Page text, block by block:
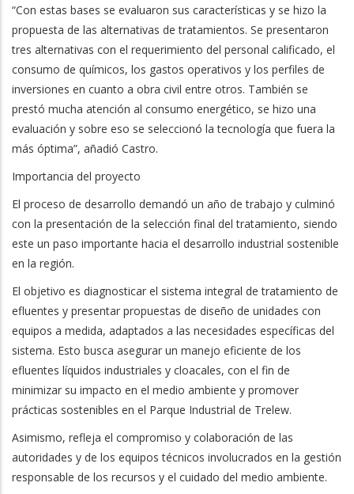
“Con estas bases se evaluaron sus características y se hizo la
propuesta de las alternativas de tratamientos. Se presentaron
tres alternativas con el requerimiento del personal calificado, el
consumo de químicos, los gastos operativos y los perfiles de
inversiones en cuanto a obra civil entre otros. También se
prestó mucha atención al consumo energético, se hizo una
evaluación y sobre eso se seleccionó la tecnología que fuera la
más óptima”, añadió Castro.
Importancia del proyecto
El proceso de desarrollo demandó un año de trabajo y culminó
con la presentación de la selección final del tratamiento, siendo
este un paso importante hacia el desarrollo industrial sostenible
en la región.
El objetivo es diagnosticar el sistema integral de tratamiento de
efluentes y presentar propuestas de diseño de unidades con
equipos a medida, adaptados a las necesidades específicas del
sistema. Esto busca asegurar un manejo eficiente de los
efluentes líquidos industriales y cloacales, con el fin de
minimizar su impacto en el medio ambiente y promover
prácticas sostenibles en el Parque Industrial de Trelew.
Asimismo, refleja el compromiso y colaboración de las
autoridades y de los equipos técnicos involucrados en la gestión
responsable de los recursos y el cuidado del medio ambiente.